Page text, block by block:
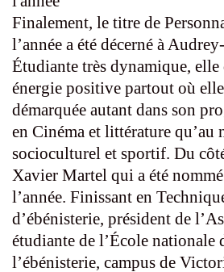
Finalement, le titre de
l’année a été décerné à
Étudiante très dynamique, elle
énergie positive partout où elle
démarquée autant dans son
en Cinéma et littérature qu’au
socioculturel et sportif. Du
Xavier Martel qui a été
l’année. Finissant en
d’ébénisterie, président de
étudiante de l’École nationale
l’ébénisterie, campus de